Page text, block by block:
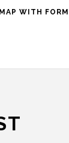
MAP WITH FORM